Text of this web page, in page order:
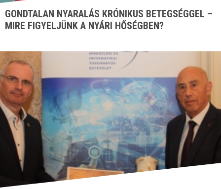
GONDTALAN NYARALÁS KRÓNIKUS BETEGSÉGGEL –
MIRE FIGYELJÜNK A NYÁRI HŐSÉGBEN?